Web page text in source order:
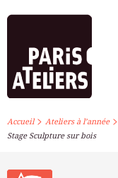
Accueil> Ateliers à l’année>
Stage Sculpture sur bois